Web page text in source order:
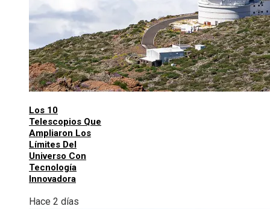
Los 10
Telescopios Que
Ampliaron Los
Límites Del
Universo Con
Tecnología
Innovadora
Hace 2 días